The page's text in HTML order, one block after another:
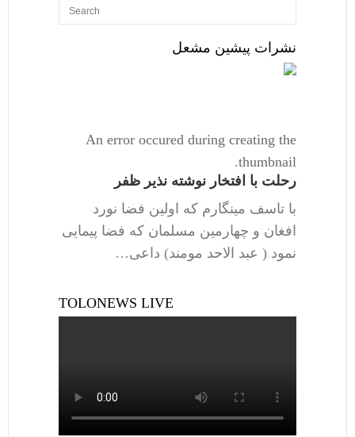
نشرات پیشین مشعل
An error occured during creating the
thumbnail.
رحلت با افتخار نوشته نذیر ظفر
با تاسف مینگارم که اولین فضا نورد
افغان و چهارمین مسلمان که فضا پیمایی
نمود ( عبد الاحد مومند) داعی…
TOLONEWS LIVE